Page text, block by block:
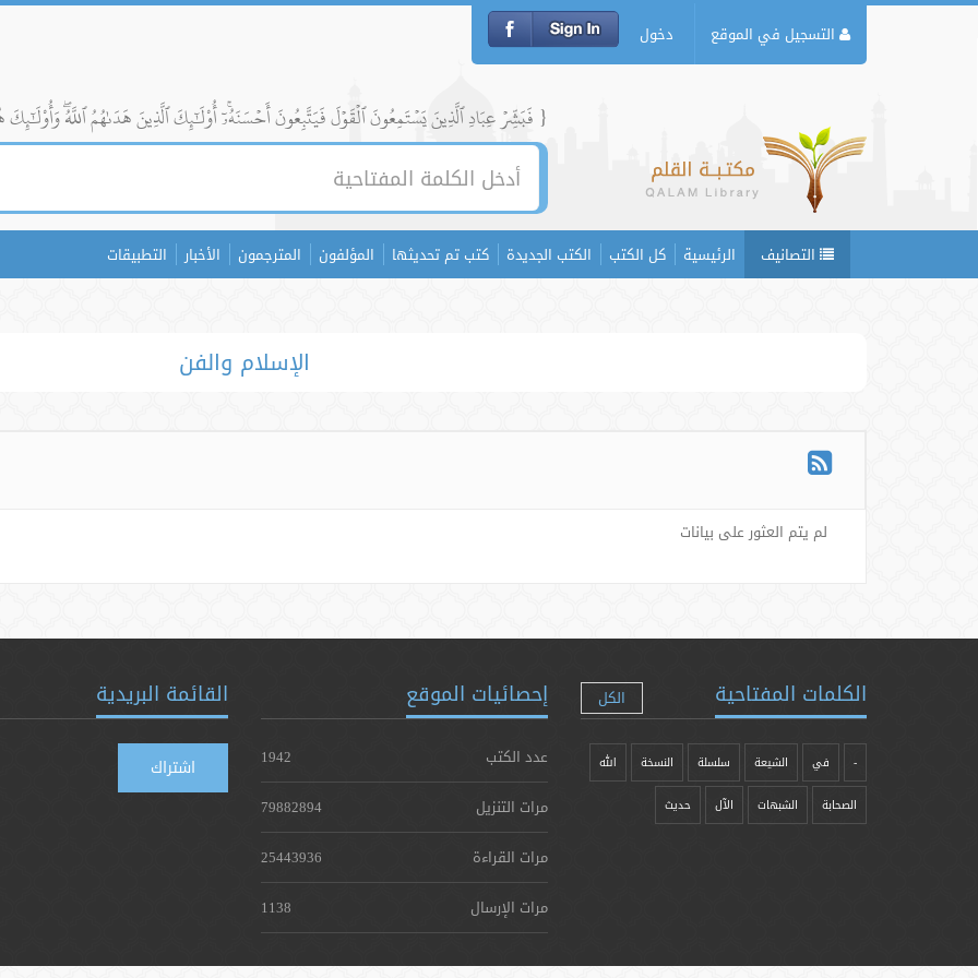
التسجيل في الموقع دخول
{ فَبَشِّرۡ عِبَادِ ٱلَّذِينَ يَسۡتَمِعُونَ ٱلۡقَوۡلَ فَيَتَّبِعُونَ أَحۡسَنَهُۥٓۚ أُوْلَٰٓئِكَ ٱلَّذِينَ هَدَىٰهُمُ ٱللَّهُۖ وَأُوْلَٰٓئِكَ
التصانيف الرئيسية كل الكتب الكتب الجديدة كتب تم تحديثها المؤلفون المترجمون الأخبار التطبيقات
الإسلام والفن
لم يتم العثور على بيانات
الكلمات المفتاحية الكل
- في الشيعة سلسلة النسخة الله
الصحابة الشبهات الآل حدیث
إحصائيات الموقع
عدد الكتب
1942
مرات التنزيل
79882894
مرات القراءة
25443936
مرات الإرسال
1138
القائمة البريدية
اشتراك